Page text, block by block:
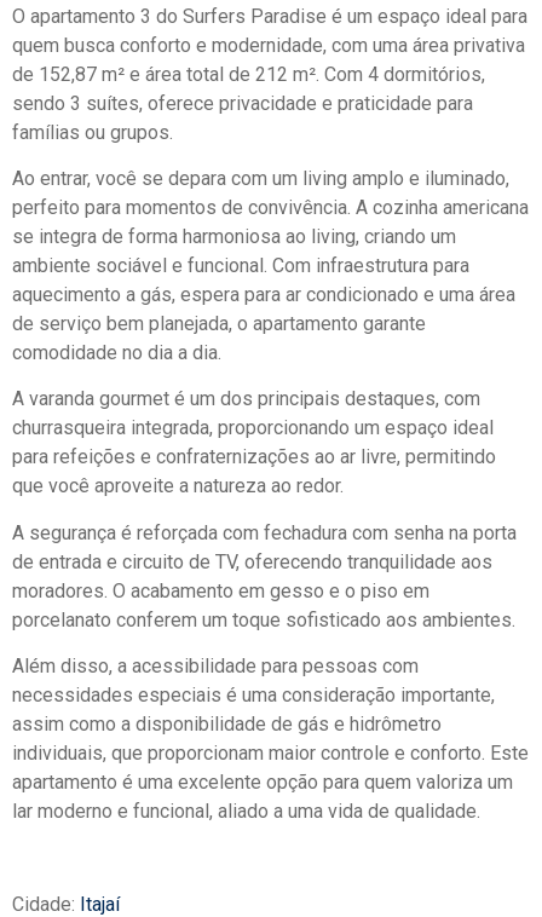
O apartamento 3 do Surfers Paradise é um espaço ideal para
quem busca conforto e modernidade, com uma área privativa
de 152,87 m² e área total de 212 m². Com 4 dormitórios,
sendo 3 suítes, oferece privacidade e praticidade para
famílias ou grupos.
Ao entrar, você se depara com um living amplo e iluminado,
perfeito para momentos de convivência. A cozinha americana
se integra de forma harmoniosa ao living, criando um
ambiente sociável e funcional. Com infraestrutura para
aquecimento a gás, espera para ar condicionado e uma área
de serviço bem planejada, o apartamento garante
comodidade no dia a dia.
A varanda gourmet é um dos principais destaques, com
churrasqueira integrada, proporcionando um espaço ideal
para refeições e confraternizações ao ar livre, permitindo
que você aproveite a natureza ao redor.
A segurança é reforçada com fechadura com senha na porta
de entrada e circuito de TV, oferecendo tranquilidade aos
moradores. O acabamento em gesso e o piso em
porcelanato conferem um toque sofisticado aos ambientes.
Além disso, a acessibilidade para pessoas com
necessidades especiais é uma consideração importante,
assim como a disponibilidade de gás e hidrômetro
individuais, que proporcionam maior controle e conforto. Este
apartamento é uma excelente opção para quem valoriza um
lar moderno e funcional, aliado a uma vida de qualidade.
Cidade: Itajaí